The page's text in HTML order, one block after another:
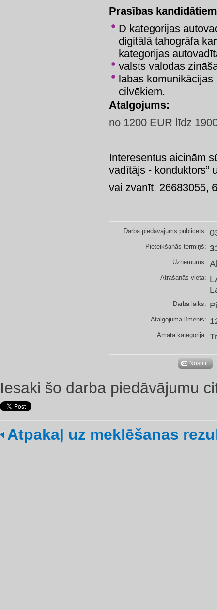
Prasības
D kategorijas
digitālā tahogrāfa
kategorijas
valsts valodas
labas
cilvēkiem.
Atalgojums:
no 1200 EUR līdz
Interesentus aicinām
vadītājs - konduktors”
vai zvanīt: 26683055,
Darba piedāvājums publicēts:
Pieteikšanās termiņš:
Uzņēmums:
Atrašanās vieta:
Darba laiks:
Atalgojuma līmenis:
Amata kategorija:
Nosūtīt
Iesaki šo darba piedāvājumu
Atpakaļ uz meklēšanas